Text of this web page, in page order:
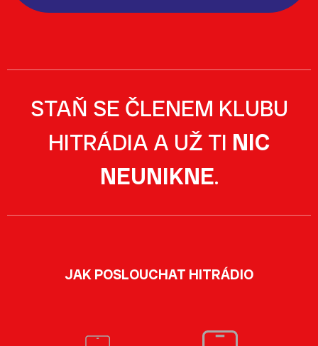
STAŇ SE ČLENEM KLUBU
HITRÁDIA A UŽ TI NIC
NEUNIKNE.
JAK POSLOUCHAT HITRÁDIO